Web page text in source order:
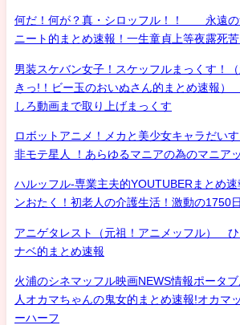
何だ！何が？真・シロッフル！！ 永遠
ニート的まとめ速報！一生童貞上等夜露死苦
男装スケバン女子！スケッフルまっくす！（
きっ!！ビー玉のおいぬさん的まとめ速報
しろ動画まで取り上げまっくす
ロボットアニメ！メカと美少女キャラだい
非モテ星人 ！あらゆるマニアの為のマニア
ハルッフル-専業主夫的YOUTUBERまとめ
ンおたく！初老人の介護生活！激動の1750日
アニゲタレスト（元祖！アニメッフル）
ナベ的まとめ速報
火浦のシネマッフル映画NEWS情報ポータ
人オカマちゃんの鬼女的まとめ速報!オカマ
ーハーフ